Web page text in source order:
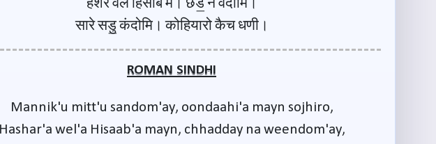
हशर वेल हिसाब में। छडे॒ न वेंदोमि।
सारे सडु॒ कंदोमि। कोहियारो कैच धणी।
ROMAN SINDHI
Mannik'u mitt'u sandom'ay, oondaahi'a mayn sojhiro,
Hashar'a wel'a Hisaab'a mayn, chhadday na weendom'ay,